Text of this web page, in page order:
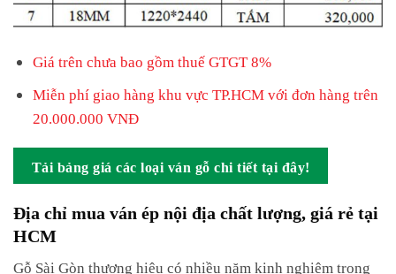
Giá trên chưa bao gồm thuế GTGT 8%
Miễn phí giao hàng khu vực TP.HCM với đơn hàng trên
20.000.000 VNĐ
Tải bảng giá các loại ván gỗ chi tiết tại đây!
Địa chỉ mua ván ép nội địa chất lượng, giá rẻ tại
HCM
Gỗ Sài Gòn thương hiệu có nhiều năm kinh nghiệm trong